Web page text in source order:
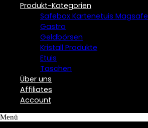
Produkt-Kategorien
Safebox Kartenetuis Magsafe
Gastro
Geldbörsen
Kristall Produkte
Etuis
Taschen
Über uns
Affiliates
Account
Menü